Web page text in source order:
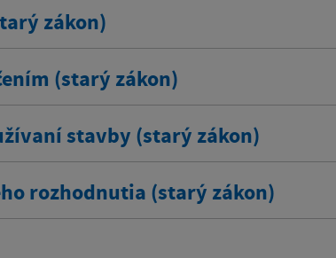
zákon)
(starý zákon)
stavby (starý zákon)
rozhodnutia (starý zákon)